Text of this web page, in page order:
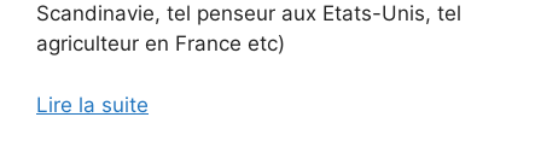
Scandinavie, tel penseur aux Etats-Unis, tel
agriculteur en France etc)
Lire la suite